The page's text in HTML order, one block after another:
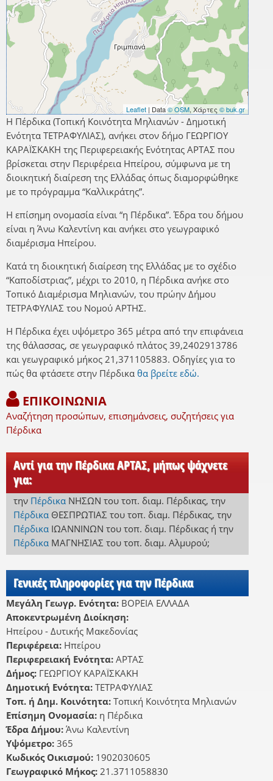
Leaflet | Data© OSM, Χάρτες © buk.gr
Η Πέρδικα (Τοπική Κοινότητα Μηλιανών - Δημοτική
Ενότητα ΤΕΤΡΑΦΥΛΙΑΣ), ανήκει στον δήμο ΓΕΩΡΓΙΟΥ
ΚΑΡΑΪΣΚΑΚΗ της Περιφερειακής Ενότητας ΑΡΤΑΣ που
βρίσκεται στην Περιφέρεια Ηπείρου, σύμφωνα με τη
διοικητική διαίρεση της Ελλάδας όπως διαμορφώθηκε
με το πρόγραμμα “Καλλικράτης”.
Η επίσημη ονομασία είναι “η Πέρδικα”. Έδρα του δήμου
είναι η Άνω Καλεντίνη και ανήκει στο γεωγραφικό
διαμέρισμα Ηπείρου.
Κατά τη διοικητική διαίρεση της Ελλάδας με το σχέδιο
“Καποδίστριας”, μέχρι το 2010, η Πέρδικα ανήκε στο
Τοπικό Διαμέρισμα Μηλιανών, του πρώην Δήμου
ΤΕΤΡΑΦΥΛΙΑΣ του Νομού ΑΡΤΗΣ.
Η Πέρδικα έχει υψόμετρο 365 μέτρα από την επιφάνεια
της θάλασσας, σε γεωγραφικό πλάτος 39,2402913786
και γεωγραφικό μήκος 21,371105883. Οδηγίες για το
πώς θα φτάσετε στην Πέρδικα θα βρείτε εδώ.
ΕΠΙΚΟΙΝΩΝΙΑ
Αναζήτηση προσώπων, επισημάνσεις, συζητήσεις για
Πέρδικα
Αντί για την Πέρδικα ΑΡΤΑΣ, μήπως ψάχνετε
για:
την Πέρδικα ΝΗΣΩΝ του τοπ. διαμ. Πέρδικας, την
Πέρδικα ΘΕΣΠΡΩΤΙΑΣ του τοπ. διαμ. Πέρδικας, την
Πέρδικα ΙΩΑΝΝΙΝΩΝ του τοπ. διαμ. Πέρδικαςή την
Πέρδικα ΜΑΓΝΗΣΙΑΣ του τοπ. διαμ. Αλμυρού;
Γενικές πληροφορίες για την Πέρδικα
Μεγάλη Γεωγρ. Ενότητα: ΒΟΡΕΙΑ ΕΛΛΑΔΑ
Αποκεντρωμένη Διοίκηση:
Ηπείρου - Δυτικής Μακεδονίας
Περιφέρεια: Ηπείρου
Περιφερειακή Ενότητα: ΑΡΤΑΣ
Δήμος: ΓΕΩΡΓΙΟΥ ΚΑΡΑΪΣΚΑΚΗ
Δημοτική Ενότητα: ΤΕΤΡΑΦΥΛΙΑΣ
Τοπ. ή Δημ. Κοινότητα: Τοπική Κοινότητα Μηλιανών
Επίσημη Ονομασία: η Πέρδικα
Έδρα Δήμου: Άνω Καλεντίνη
Υψόμετρο: 365
Κωδικός Οικισμού: 1902030605
Γεωγραφικό Μήκος: 21.3711058830